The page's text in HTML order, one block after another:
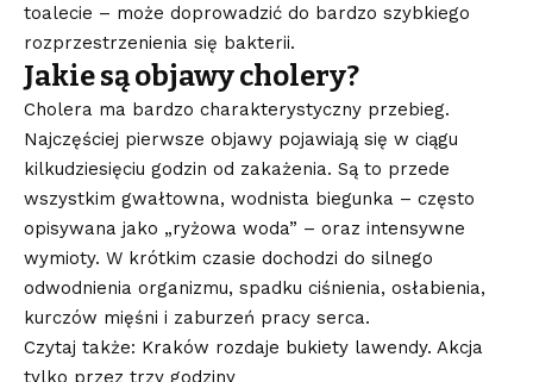
toalecie – może doprowadzić do bardzo szybkiego
rozprzestrzenienia się bakterii.
Jakie są objawy cholery?
Cholera ma bardzo charakterystyczny przebieg.
Najczęściej pierwsze objawy pojawiają się w ciągu
kilkudziesięciu godzin od zakażenia. Są to przede
wszystkim gwałtowna, wodnista biegunka – często
opisywana jako „ryżowa woda” – oraz intensywne
wymioty. W krótkim czasie dochodzi do silnego
odwodnienia organizmu, spadku ciśnienia, osłabienia,
kurczów mięśni i zaburzeń pracy serca.
Czytaj także: Kraków rozdaje bukiety lawendy. Akcja
tylko przez trzy godziny